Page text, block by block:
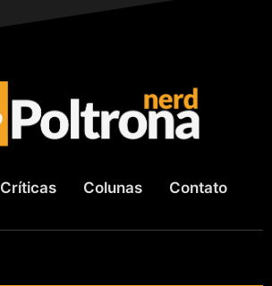
Críticas Colunas Contato